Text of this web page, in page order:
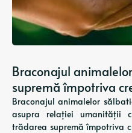
Braconajul
supremă împotriva
Braconajul animalelor
asupra relației umanității
trădarea supremă împotriva